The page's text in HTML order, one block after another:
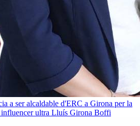
a ser alcaldable d'ERC a Girona per la
ultra Lluís Girona Boffi